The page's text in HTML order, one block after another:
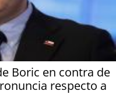
Boric en contra de
respecto a